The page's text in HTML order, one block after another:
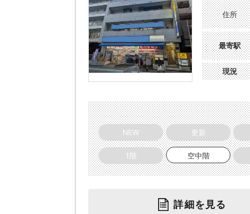
住所
最寄駅
現況
NEW 更新
1階 空中階
詳細を見る